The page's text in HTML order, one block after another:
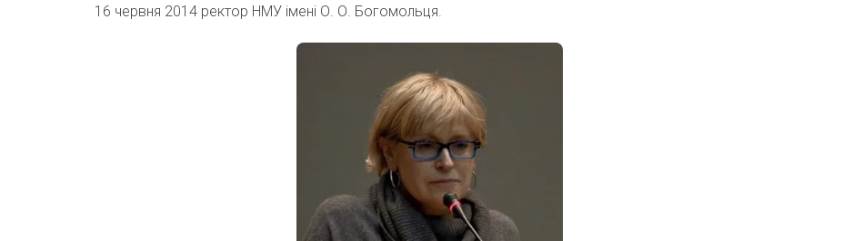
16 червня 2014 ректор НМУ імені О. О. Богомольця.